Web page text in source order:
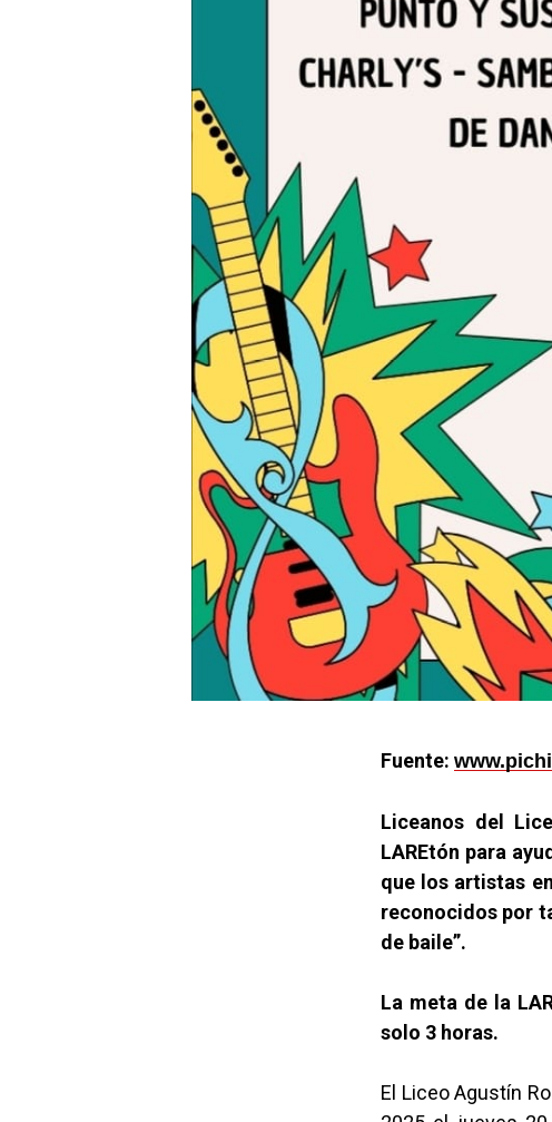
Fuente:
Liceanos del
LAREtón para
que los artistas
reconocidos por
de baile”.
La meta de la
solo 3 horas.
El Liceo Agustín